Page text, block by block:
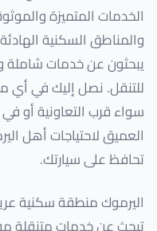
الخدمات المتميزة
والمناطق السكنية
يبحثون عن خدمات شاملة
سواء قرب التعاونية أو في
العميق لاحتياجات أهل
تحافظ على سيارتك.
اليرموك منطقة سكنية